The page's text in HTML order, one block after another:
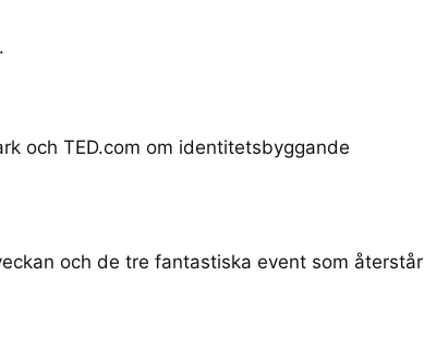
.
och TED.com om identitetsbyggande
och de tre fantastiska event som återstår